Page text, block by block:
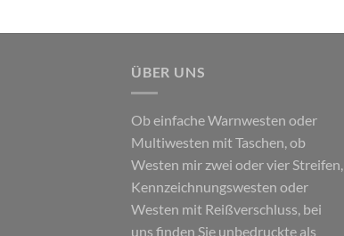
ÜBER UNS
Ob einfache Warnwesten oder
Multiwesten mit Taschen, ob
Westen mir zwei oder vier Streifen,
Kennzeichnungswesten oder
Westen mit Reißverschluss, bei
uns finden Sie unbedruckte als